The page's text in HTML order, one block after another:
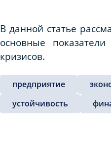
В данной статье
основные
кризисов.
предприятие
устойчивость